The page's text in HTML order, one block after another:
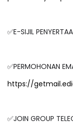
✅E-SIJIL
✅PERMOHONAN
https://
✅JOIN GROUP